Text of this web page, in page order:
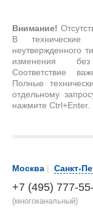
Внимание!
В технические
неутвержденного
изменения без
Соответствие
Полные
отдельному
нажмите Ctrl+Enter.
Москва | Санкт-
+7 (495) 777-
(многоканальный)